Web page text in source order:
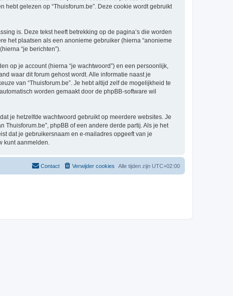
gelezen op “Thuisforum.be”. Deze cookie wordt gebruikt
is. Deze tekst heeft betrekking op de pagina’s die worden
het plaatsen als een anonieme gebruiker (hierna “anonieme
“je berichten”).
op je account (hierna “je wachtwoord”) en een persoonlijk,
waar dit forum gehost wordt. Alle informatie naast je
van “Thuisforum.be”. Je hebt altijd zelf de mogelijkheid te
worden gemaakt door de phpBB-software wil
je hetzelfde wachtwoord gebruikt op meerdere websites. Je
phpBB of een andere derde partij. Als je het
dat je gebruikersnaam en e-mailadres opgeeft van je
kunt aanmelden.
Alle tijden zijn UTC+02:00
Verwijder cookies
Contact